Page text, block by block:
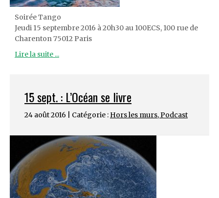
Soirée Tango
Jeudi 15 septembre 2016 à 20h30 au 100ECS, 100 rue de
Charenton 75012 Paris
Lire la suite ...
15 sept. : L’Océan se livre
24 août 2016 | Catégorie : Hors les murs,Podcast